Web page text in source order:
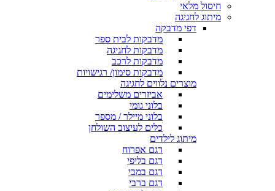
חיסול מלאי
מיתוג לחגיגה
דפי מדבקה
מדבקות לבית ספר
מדבקות לחגיגה
מדבקות לרכב
מדבקות סימון/ רגישויות
מוצרים נלווים לחגיגה
אביזרים משלימים
בלוני גומי
בלוני מיילר / מספר
כלים לעיצוב השולחן
מיתוג לילדים
דגם אפרוח
דגם בליפי
דגם במבי
דגם ברבי